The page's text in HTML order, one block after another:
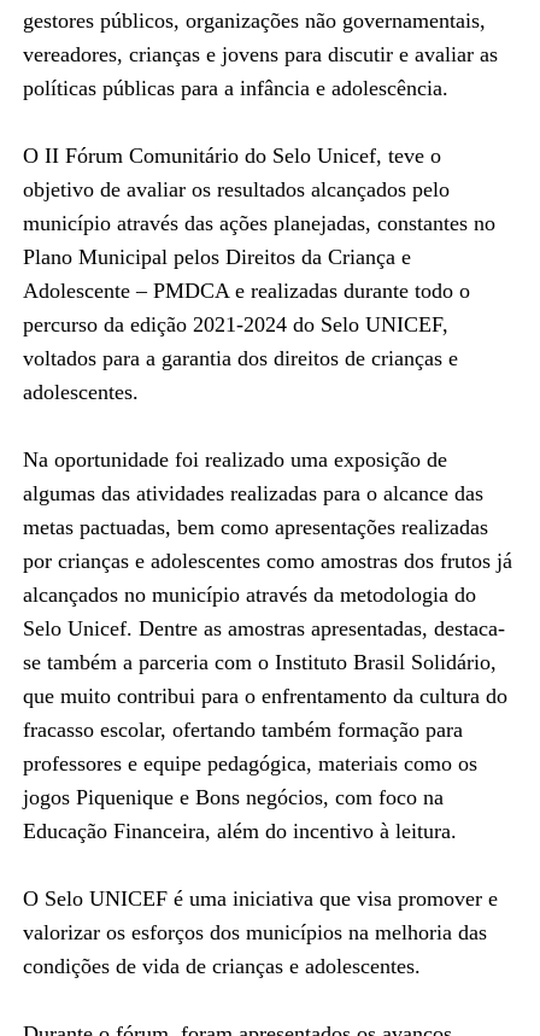
gestores públicos, organizações não governamentais,
vereadores, crianças e jovens para discutir e avaliar as
políticas públicas para a infância e adolescência.
O II Fórum Comunitário do Selo Unicef, teve o
objetivo de avaliar os resultados alcançados pelo
município através das ações planejadas, constantes no
Plano Municipal pelos Direitos da Criança e
Adolescente – PMDCA e realizadas durante todo o
percurso da edição 2021-2024 do Selo UNICEF,
voltados para a garantia dos direitos de crianças e
adolescentes.
Na oportunidade foi realizado uma exposição de
algumas das atividades realizadas para o alcance das
metas pactuadas, bem como apresentações realizadas
por crianças e adolescentes como amostras dos frutos já
alcançados no município através da metodologia do
Selo Unicef. Dentre as amostras apresentadas, destaca-
se também a parceria com o Instituto Brasil Solidário,
que muito contribui para o enfrentamento da cultura do
fracasso escolar, ofertando também formação para
professores e equipe pedagógica, materiais como os
jogos Piquenique e Bons negócios, com foco na
Educação Financeira, além do incentivo à leitura.
O Selo UNICEF é uma iniciativa que visa promover e
valorizar os esforços dos municípios na melhoria das
condições de vida de crianças e adolescentes.